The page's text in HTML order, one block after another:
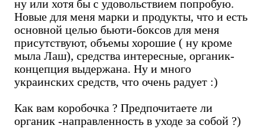
ну или хотя бы с удовольствием попробую.
Новые для меня марки и продукты, что и есть
основной целью бьюти-боксов для меня
присутствуют, объемы хорошие ( ну кроме
мыла Лаш), средства интересные, органик-
концепция выдержана. Ну и много
украинских средств, что очень радует :)
Как вам коробочка ? Предпочитаете ли
органик -направленность в уходе за собой ?)